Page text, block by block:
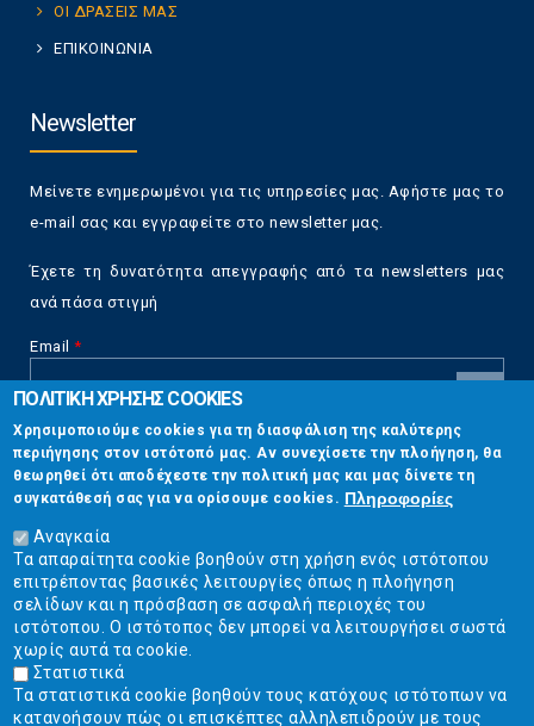
ΟΙ ΔΡΑΣΕΙΣ ΜΑΣ
ΕΠΙΚΟΙΝΩΝΙΑ
Newsletter
Μείνετε ενημερωμένοι για τις υπηρεσίες μας. Αφήστε μας το
e-mail σας και εγγραφείτε στο newsletter μας.
Έχετε τη δυνατότητα απεγγραφής από τα newsletters μας
ανά πάσα στιγμή
Email *
CAPTCHA
This
question is
for testing
whether or
not you are a
human visitor
and to
prevent
automated
spam
submissions.
5+2
Επικοινωνία
Στουρνάρη 17, Αθήνα 10683
2103304444
info@ekpizo.gr
www.ekpizo.gr
Δευ - Πεμ:10:00 πμ - 2:00 μμ
ΠΟΛΙΤΙΚΗ ΧΡΗΣΗΣ COOKIES
Χρησιμοποιούμε cookies για τη διασφάλιση της καλύτερης
περιήγησης στον ιστότοπό μας. Αν συνεχίσετε την πλοήγηση, θα
θεωρηθεί ότι αποδέχεστε την πολιτική μας και μας δίνετε τη
συγκατάθεσή σας για να ορίσουμε cookies. Πληροφορίες
Αναγκαία
Τα απαραίτητα cookie βοηθούν στη χρήση ενός ιστότοπου
επιτρέποντας βασικές λειτουργίες όπως η πλοήγηση
σελίδων και η πρόσβαση σε ασφαλή περιοχές του
ιστότοπου. Ο ιστότοπος δεν μπορεί να λειτουργήσει σωστά
χωρίς αυτά τα cookie.
Στατιστικά
Τα στατιστικά cookie βοηθούν τους κατόχους ιστότοπων να
κατανοήσουν πώς οι επισκέπτες αλληλεπιδρούν με τους